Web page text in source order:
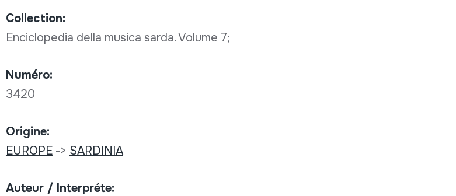
Collection:
Enciclopedia della musica sarda. Volume 7;
Numéro:
3420
Origine:
EUROPE-> SARDINIA
Auteur / Interpréte: